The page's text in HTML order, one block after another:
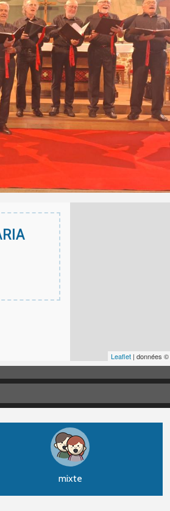
Leaflet | données ©
mixte